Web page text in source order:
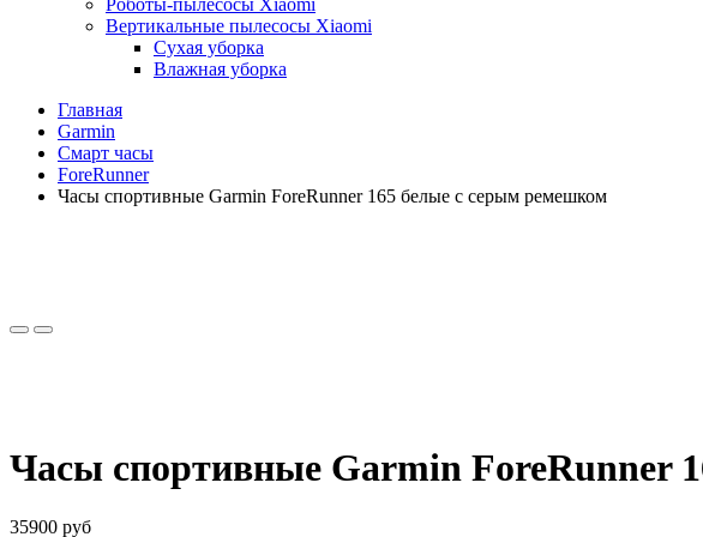
Роботы-пылесосы Xiaomi
Вертикальные пылесосы Xiaomi
Сухая уборка
Влажная уборка
Главная
Garmin
Смарт часы
ForeRunner
Часы спортивные Garmin ForeRunner 165 белые с серым ремешком
Часы спортивные Garmin ForeRunner
35900 руб